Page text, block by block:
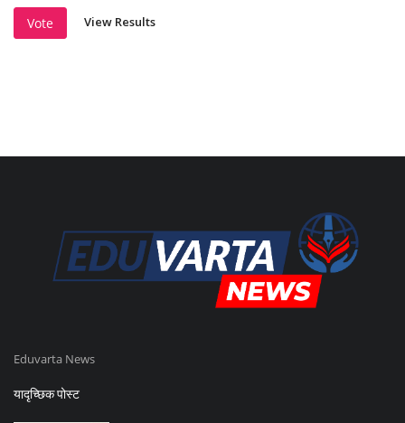
Vote View Results
Eduvarta News
यादृच्छिक पोस्ट